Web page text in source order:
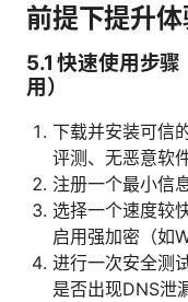
前提下提升
5.1 快速使用步
用）
下载并安装可信
评测、无恶意软
注册一个最小信
选择一个速度较
启用强加密（如
进行一次安全测
是否出现DNS泄